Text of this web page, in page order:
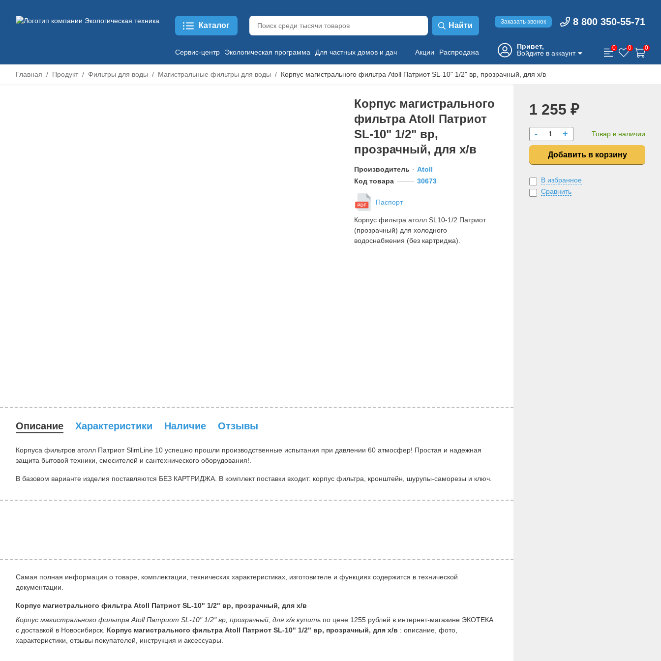
Каталог Найти
Сервис-центр Экологическая программа Для частных домов и дач Акции Распродажа
Заказать звонок 8 800 350-55-71
Привет,
Войдите в аккаунт
0 0 0
Главная Продукт Фильтры для воды Магистральные фильтры для воды Корпус магистрального фильтра Atoll Патриот SL-10" 1/2" вр, прозрачный, для х/в
Корпус магистрального
фильтра Atoll Патриот
SL-10" 1/2" вр,
прозрачный, для х/в
Производитель
Atoll
Код товара
30673
Паспорт
Корпус фильтра атолл SL10-1/2 Патриот
(прозрачный) для холодного
водоснабжения (без картриджа).
Описание Характеристики Наличие Отзывы
Корпуса фильтров атолл Патриот SlimLine 10 успешно прошли производственные испытания при давлении 60 атмосфер! Простая и надежная
защита бытовой техники, смесителей и сантехнического оборудования!.
В базовом варианте изделия поставляются БЕЗ КАРТРИДЖА. В комплект поставки входит: корпус фильтра, кронштейн, шурупы-саморезы и ключ.
Самая полная информация о товаре, комплектации, технических характеристиках, изготовителе и функциях содержится в технической
документации.
Корпус магистрального фильтра Atoll Патриот SL-10" 1/2" вр, прозрачный, для х/в
Корпус магистрального фильтра Atoll Патриот SL-10" 1/2" вр, прозрачный, для х/в купить по цене 1255 рублей в интернет-магазине ЭКОТЕКА
с доставкой в Новосибирск. Корпус магистрального фильтра Atoll Патриот SL-10" 1/2" вр, прозрачный, для х/в : описание, фото,
характеристики, отзывы покупателей, инструкция и аксессуары.
1 255 ₽
- + Товар в наличии
Добавить в корзину
В избранное
Сравнить